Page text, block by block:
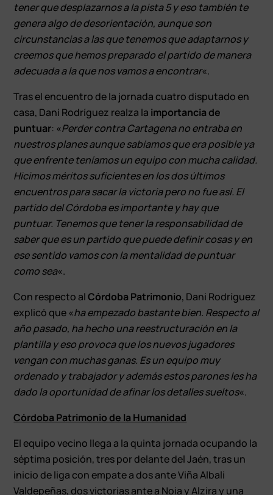
tener que desplazarnos a la pista 5 y eso también te
genera algo de desorientación, aunque son
circunstancias a las que tenemos que adaptarnos y
creemos que hemos preparado el partido de manera
adecuada a la que nos vamos a encontrar«.
Tras el encuentro de la jornada cuatro disputado en
casa, Dani Rodríguez realza la importancia de
puntuar: «Perder contra Cartagena no entraba en
nuestros planes aunque sabíamos que era posible ya
que enfrente teníamos un equipo con mucha calidad.
Hicimos méritos suficientes en los dos últimos
encuentros para sacar la victoria pero no fue así. El
partido del Córdoba es importante y hay que
puntuar. Tenemos que tener la responsabilidad de
saber que es un partido que puede definir cosas y en
ese sentido vamos con la mentalidad de puntuar
como sea«.
Con respecto alCórdoba Patrimonio, Dani Rodríguez
explicó que «ha empezado bastante bien. Respecto al
año pasado, ha hecho una reestructuración en la
plantilla y eso provoca que los nuevos jugadores
vengan con muchas ganas. Es un equipo muy
ordenado y trabajador y además estos parones les ha
dado la oportunidad de afinar los detalles sueltos«.
Córdoba Patrimonio de la Humanidad
El equipo vecino llega a la quinta jornada ocupando la
séptima posición, tres por delante del Jaén, tras un
inicio de liga con empate a dos ante Viña Albali
Valdepeñas, dos victorias ante a Noia y Alzira y una